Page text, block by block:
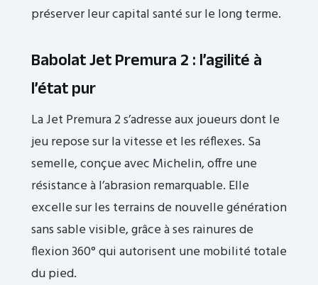
préserver leur capital santé sur le long terme.
Babolat Jet Premura 2 : l’agilité à
l’état pur
La Jet Premura 2 s’adresse aux joueurs dont le
jeu repose sur la vitesse et les réflexes. Sa
semelle, conçue avec Michelin, offre une
résistance à l’abrasion remarquable. Elle
excelle sur les terrains de nouvelle génération
sans sable visible, grâce à ses rainures de
flexion 360° qui autorisent une mobilité totale
du pied.